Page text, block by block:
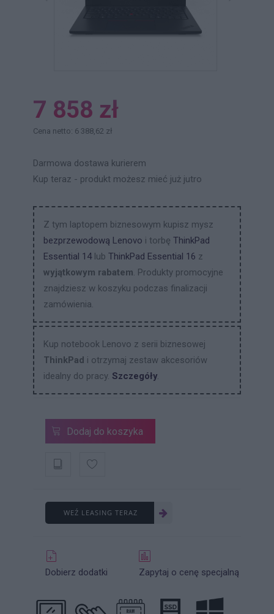
7 858 zł
Cena netto: 6 388,62 zł
Darmowa dostawa kurierem
Kup teraz - produkt możesz mieć już jutro
Z tym laptopem biznesowym kupisz mysz
bezprzewodową Lenovo i torbę ThinkPad
Essential 14lub ThinkPad Essential 16 z
wyjątkowym rabatem. Produkty promocyjne
znajdziesz w koszyku podczas finalizacji
zamówienia.
Kup notebook Lenovo z serii biznesowej
ThinkPad i otrzymaj zestaw akcesoriów
idealny do pracy. Szczegóły.
Dodaj do koszyka
WEŹ LEASING TERAZ
Dobierz dodatki Zapytaj o cenę specjalną